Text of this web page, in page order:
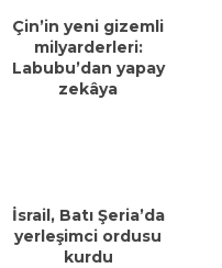
Çin’in yeni gizemli
milyarderleri:
Labubu’dan yapay
zekâya
İsrail, Batı Şeria’da
yerleşimci ordusu
kurdu